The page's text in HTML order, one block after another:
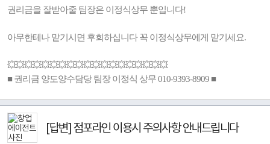
권리금을 잘받아줄 팀장은 이정식상무 뿐입니다!
아무한테나 맡기시면 후회하십니다 꼭 이정식상무에게 맡기세요.
💥💥💥💥💥💥💥💥💥💥💥💥💥💥💥💥💥💥💥
■ 권리금 양도양수담당 팀장 이정식 상무 010-9393-8909 ■
[답변] 점포라인 이용시 주의사항 안내드립니다